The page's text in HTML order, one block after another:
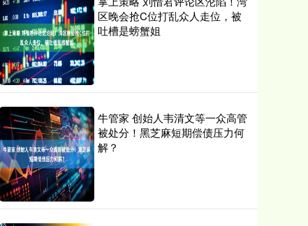
区晚会抢C位打乱众人走位，被
吐槽是螃蟹姐
牛管家 创始人韦清文等一众高管
被处分！黑芝麻短期偿债压力何
解？